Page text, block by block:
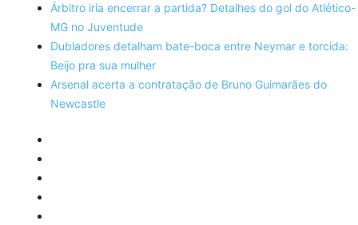
Árbitro iria encerrar a partida? Detalhes do gol do Atlético-
MG no Juventude
Dubladores detalham bate-boca entre Neymar e torcida:
Beijo pra sua mulher
Arsenal acerta a contratação de Bruno Guimarães do
Newcastle